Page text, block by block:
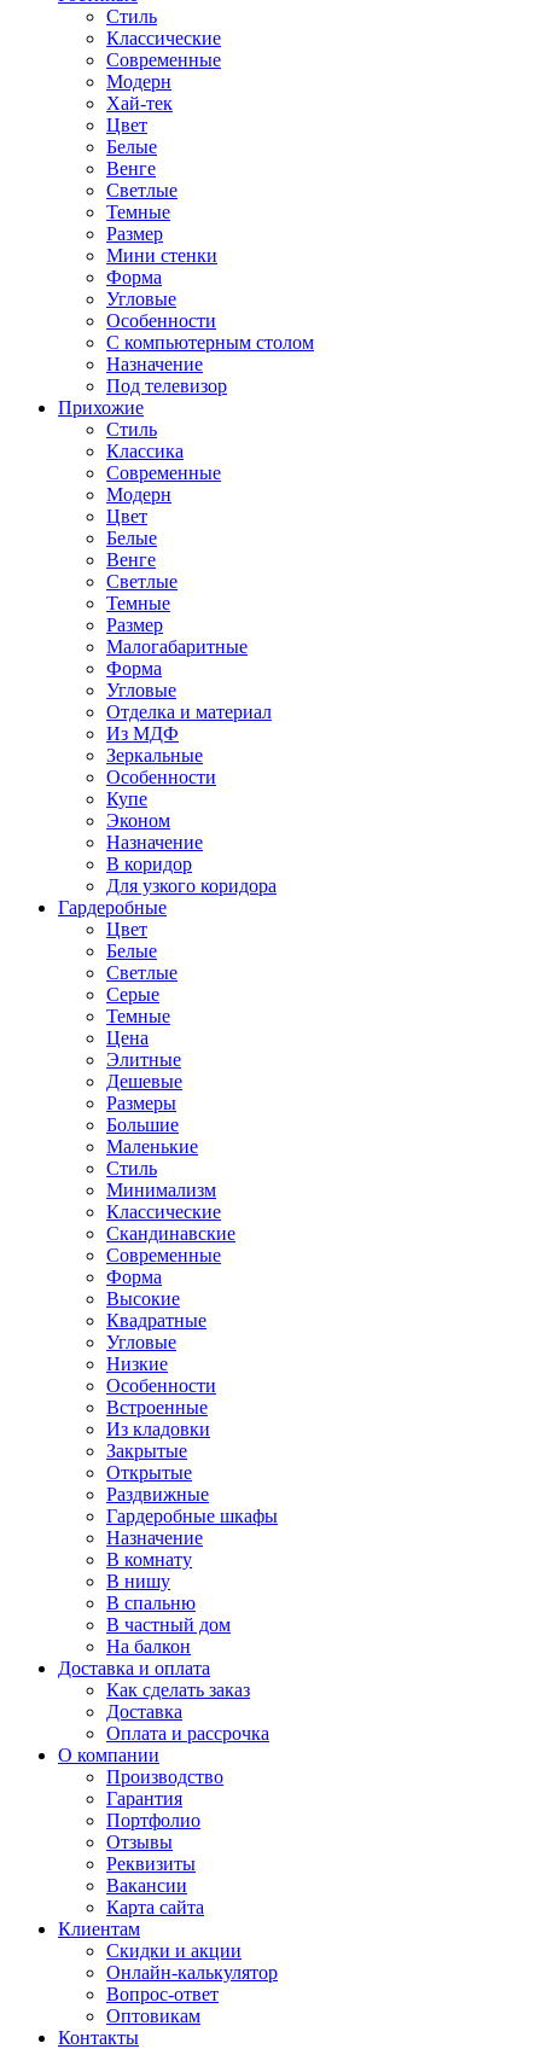
Стиль
Классические
Современные
Модерн
Хай-тек
Цвет
Белые
Венге
Светлые
Темные
Размер
Мини стенки
Форма
Угловые
Особенности
С компьютерным столом
Назначение
Под телевизор
Прихожие
Стиль
Классика
Современные
Модерн
Цвет
Белые
Венге
Светлые
Темные
Размер
Малогабаритные
Форма
Угловые
Отделка и материал
Из МДФ
Зеркальные
Особенности
Купе
Эконом
Назначение
В коридор
Для узкого коридора
Гардеробные
Цвет
Белые
Светлые
Серые
Темные
Цена
Элитные
Дешевые
Размеры
Большие
Маленькие
Стиль
Минимализм
Классические
Скандинавские
Современные
Форма
Высокие
Квадратные
Угловые
Низкие
Особенности
Встроенные
Из кладовки
Закрытые
Открытые
Раздвижные
Гардеробные шкафы
Назначение
В комнату
В нишу
В спальню
В частный дом
На балкон
Доставка и оплата
Как сделать заказ
Доставка
Оплата и рассрочка
О компании
Производство
Гарантия
Портфолио
Отзывы
Реквизиты
Вакансии
Карта сайта
Клиентам
Скидки и акции
Онлайн-калькулятор
Вопрос-ответ
Оптовикам
Контакты